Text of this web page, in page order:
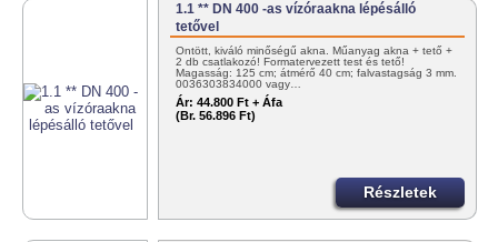
1.1 ** DN 400 -as vízóraakna lépésálló
tetővel
Öntött, kiváló minőségű akna. Műanyag akna + tető +
2 db csatlakozó! Formatervezett test és tető!
Magasság: 125 cm; átmérő 40 cm; falvastagság 3 mm.
0036303834000 vagy…
Ár: 44.800 Ft + Áfa
(Br. 56.896 Ft)
Részletek